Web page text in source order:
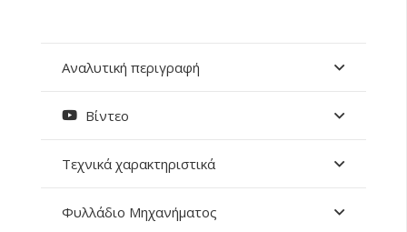
Αναλυτική περιγραφή
Βίντεο
Τεχνικά χαρακτηριστικά
Φυλλάδιο Μηχανήματος